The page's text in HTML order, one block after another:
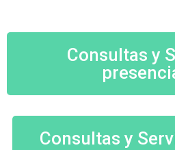
Consultas y
Consultas y